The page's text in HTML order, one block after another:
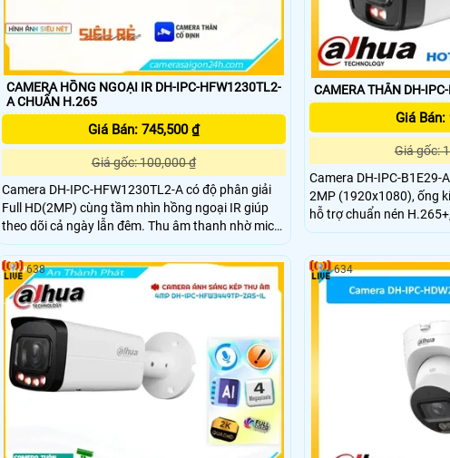
CAMERA HỒNG NGOẠI IR DH-IPC-HFW1230TL2-
A CHUẨN H.265
Giá Bán: 745,500 ₫
Giá gốc: 100,000 ₫
Camera DH-IPC-HFW1230TL2-A có độ phân giải
Full HD(2MP) cùng tầm nhìn hồng ngoại IR giúp
theo dõi cả ngày lẫn đêm. Thu âm thanh nhờ mic
tích hợp đem lại sự tiện lợi khi giám sát từ xa Kết
hợp thêm khả năng nhận diện thông minh giúp
phát hiện chính xác.Thiết kế bền bỉ chuẩn IP67
thích hợp lắp đặt ngoài trời
CAMERA THÂN DH-
Giá Bán:
Giá gốc:
Camera DH-IPC-B1E29-
2MP (1920x1080), ống
hỗ trợ chuẩn nén
kép thông minh với LED
12VDC/PoE.
638 634